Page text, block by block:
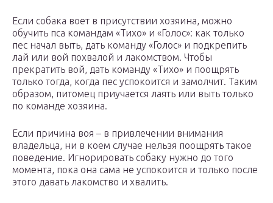
Если собака воет в присутствии хозяина, можно
обучить пса командам «Тихо» и «Голос»: как только
пес начал выть, дать команду «Голос» и подкрепить
лай или вой похвалой и лакомством. Чтобы
прекратить вой, дать команду «Тихо» и поощрять
только тогда, когда пес успокоится и замолчит. Таким
образом, питомец приучается лаять или выть только
по команде хозяина.
Если причина воя – в привлечении внимания
владельца, ни в коем случае нельзя поощрять такое
поведение. Игнорировать собаку нужно до того
момента, пока она сама не успокоится и только после
этого давать лакомство и хвалить.